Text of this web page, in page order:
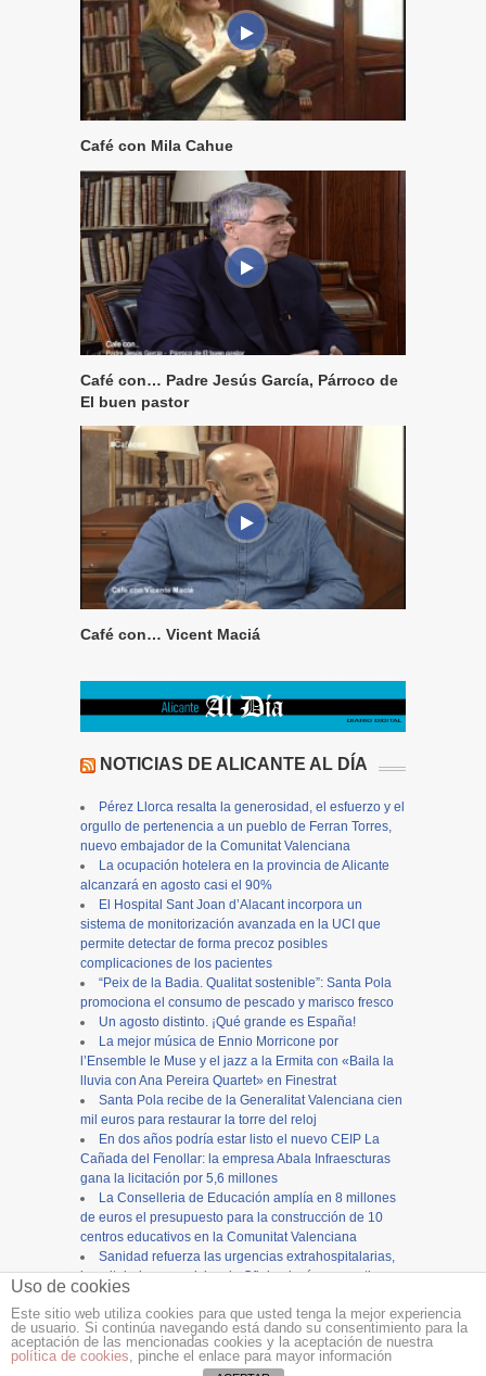
Café con Mila Cahue
Café con… Padre Jesús García, Párroco de
El buen pastor
Café con… Vicent Maciá
NOTICIAS DE ALICANTE AL DÍA
Pérez Llorca resalta la generosidad, el esfuerzo y el
orgullo de pertenencia a un pueblo de Ferran Torres,
nuevo embajador de la Comunitat Valenciana
La ocupación hotelera en la provincia de Alicante
alcanzará en agosto casi el 90%
El Hospital Sant Joan d’Alacant incorpora un
sistema de monitorización avanzada en la UCI que
permite detectar de forma precoz posibles
complicaciones de los pacientes
“Peix de la Badia. Qualitat sostenible”: Santa Pola
promociona el consumo de pescado y marisco fresco
Un agosto distinto. ¡Qué grande es España!
La mejor música de Ennio Morricone por
l’Ensemble le Muse y el jazz a la Ermita con «Baila la
lluvia con Ana Pereira Quartet» en Finestrat
Santa Pola recibe de la Generalitat Valenciana cien
mil euros para restaurar la torre del reloj
En dos años podría estar listo el nuevo CEIP La
Cañada del Fenollar: la empresa Abala Infraescturas
gana la licitación por 5,6 millones
La Conselleria de Educación amplía en 8 millones
de euros el presupuesto para la construcción de 10
centros educativos en la Comunitat Valenciana
Sanidad refuerza las urgencias extrahospitalarias,
hospitalarias y servicios de Oftalmología con motivo
del eclipse solar
Copyright ©12tvy12endigital.es
Uso de cookies
Este sitio web utiliza cookies para que usted tenga la mejor experiencia
de usuario. Si continúa navegando está dando su consentimiento para la
aceptación de las mencionadas cookies y la aceptación de nuestra
política de cookies, pinche el enlace para mayor información